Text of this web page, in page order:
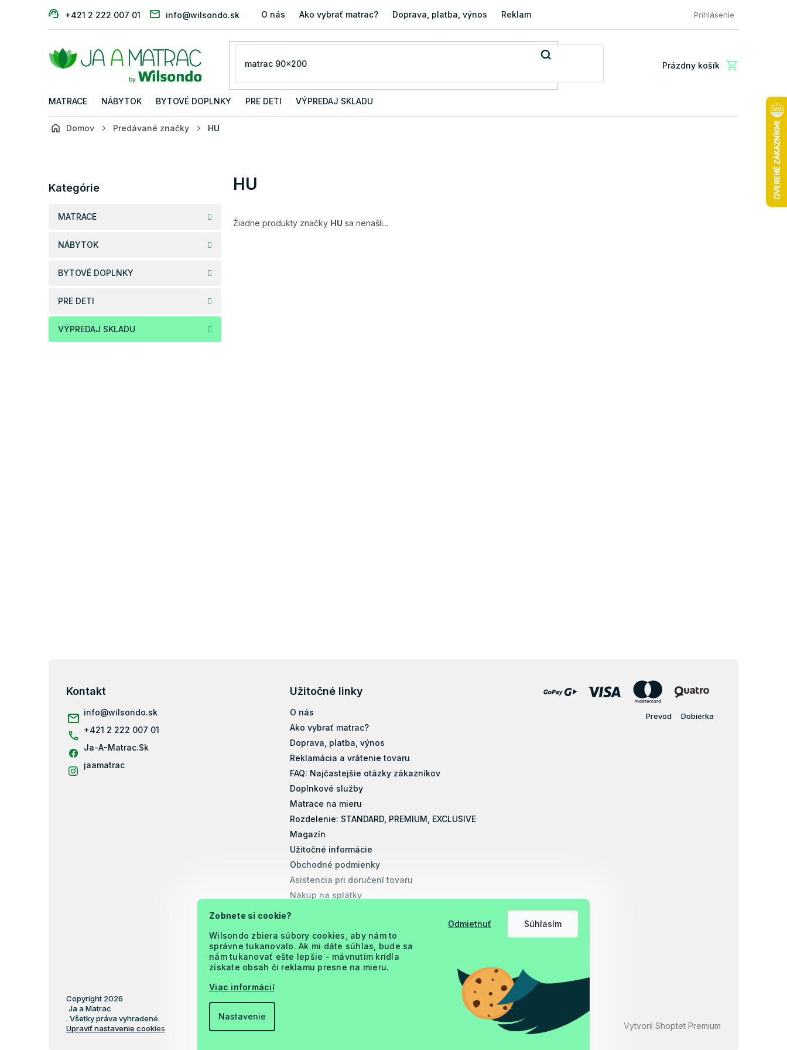
Zobnete si cookie?
Wilsondo zbiera súbory cookies, aby nám to
správne tukanovalo. Ak mi dáte súhlas, bude sa
nám tukanovať ešte lepšie - mávnutím krídla
získate obsah či reklamu presne na mieru.
Viac informácií
Nastavenie
Odmietnuť Súhlasím
+421 2 222 007 01 info@wilsondo.sk O nás Ako vybrať matrac? Doprava, platba, výnos Reklamácia a vrátenie tovaru FAQ: Najčastejšie otázky zákazníkov
Prihlásenie
Nákupný
Prázdny košík
MATRACE NÁBYTOK BYTOVÉ DOPLNKY PRE DETI VÝPREDAJ SKLADU
Domov Predávané značky HU
n
kategórie
Kategórie
MATRACE
NÁBYTOK
BYTOVÉ DOPLNKY
PRE DETI
VÝPREDAJ SKLADU
HU
Žiadne produkty značky HU sa nenašli...
Kontakt
info@wilsondo.sk
+421 2 222 007 01
Ja-A-Matrac.Sk
jaamatrac
Užitočné linky
O nás
Ako vybrať matrac?
Doprava, platba, výnos
Reklamácia a vrátenie tovaru
FAQ: Najčastejšie otázky zákazníkov
Doplnkové služby
Matrace na mieru
Rozdelenie: STANDARD, PREMIUM, EXCLUSIVE
Magazín
Užitočné informácie
Obchodné podmienky
Asistencia pri doručení tovaru
Nákup na splátky
Montážne návody
Podmienky ochrany osobných údajov
Prevod Dobierka
Vytvoril Shoptet Premium
Copyright 2026
Ja a Matrac
. Všetky práva vyhradené.
Upraviť nastavenie cookies